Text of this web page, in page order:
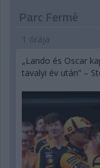
Parc Fermé
1 órája
„Lando és Oscar
tavalyi év után” –